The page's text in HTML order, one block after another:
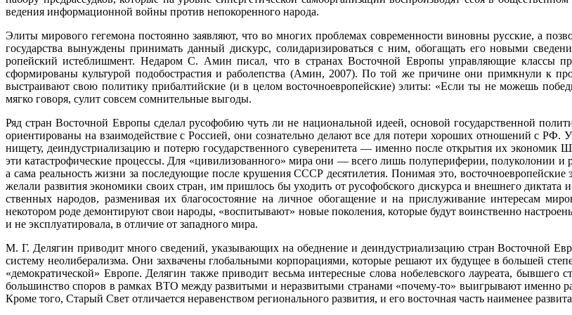
ведения информационной войны против непокоренного народа.
Элиты мирового гегемона постоянно заявляют, что во многих пробле­мах современности виновны русские, а
государства вынуждены прини­мать данный дискурс, солидаризироваться с ним, обогащать его новыми
ропейский истеблишмент. Недаром С. Амин писал, что в странах Восточной Европы управляющие классы
сформированы культурой подобострастия и ра­болепства (Амин, 2007). По той же причине они примкнули к
выстраивают свою политику прибалтийские (и в целом восточноевропейские) элиты: «Ес­ли ты не можешь
мягко говоря, сулит совсем сомнительные выгоды.
Ряд стран Восточной Европы сделал русофобию чуть ли не националь­ной идеей, основой государственной
ориентированы на взаимодействие с Россией, они сознательно делают все для потери хороших отношений с
нищету, деиндустриализацию и потерю государственного суверенитета — именно после открытия их экономик
эти катастрофические процессы. Для «цивилизованного» мира они — всего лишь полупериферии, полуколонии и
а сама реальность жизни за последующие после крушения СССР десятилетия. Понимая это,
желали развития экономики своих стран, им пришлось бы уходить от русофобского дискурса и внешнего
ственных народов, разменивая их благосостояние на личное обогащение и на прислуживание интересам
некотором роде демонтируют свои народы, «воспитывают» новые поколения, которые будут воинственно
и не эксплуатировала, в отличие от западного мира.
М. Г. Делягин приводит много сведений, указывающих на обеднение и деиндустриализацию стран Восточной
систему неолиберализма. Они захва­чены глобальными корпорациями, которые решают их будущее в большей
«демократической» Европе. Делягин также приводит весьма интересные слова нобелевского лауреата,
большинство споров в рамках ВТО между развитыми и неразвитыми странами «почему-то» выигрывают именно
Кроме того, Старый Свет отличается неравенством регионального развития, и его восточная часть наименее